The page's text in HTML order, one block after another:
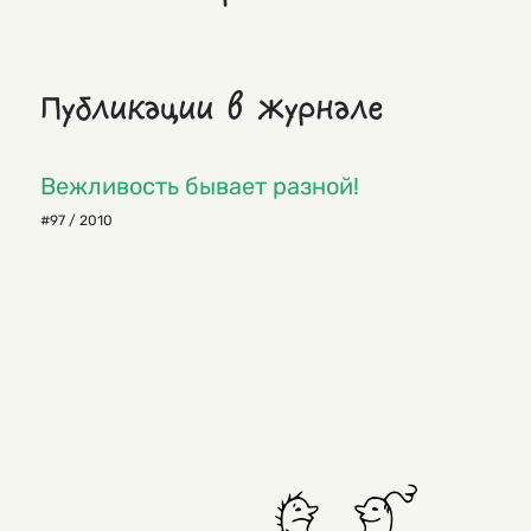
Публикации в журнале
Вежливость бывает разной!
#97 / 2010